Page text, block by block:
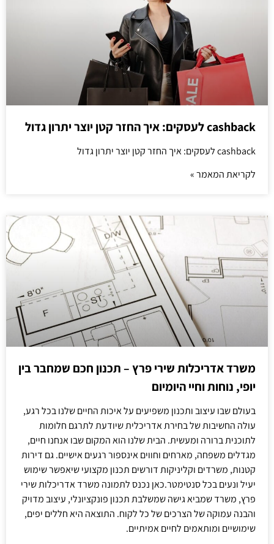
cashback לעסקים: איך החזר קטן יוצר יתרון גדול
cashback לעסקים: איך החזר קטן יוצר יתרון גדול
לקריאת המאמר »
משרד אדריכלות שירי פרץ – תכנון חכם שמחבר בין
יופי, נוחות וחיי היומיום
בעולם שבו עיצוב ותכנון משפיעים על איכות החיים שלנו בכל רגע,
עולה החשיבות של בחירת אדריכלית שיודעת לתרגם חלומות
לתוכנית ברורה ומעשית. הבית שלנו הוא המקום שבו אנחנו חיים,
מגדלים משפחה, מארחים וחווים אינספור רגעים אישיים. גם דירות
קטנות, משרדים וקליניקות דורשים תכנון מקצועי שיאפשר שימוש
יעיל ונעים בכל סנטימטר.כאן נכנס לתמונה משרד אדריכלות שירי
פרץ, משרד שמביא גישה שמשלבת תכנון פונקציונלי, עיצוב מדויק
והבנה עמוקה של הצרכים של כל לקוח. התוצאה היא חללים יפים,
שימושיים ומותאמים לחיים אמיתיים.